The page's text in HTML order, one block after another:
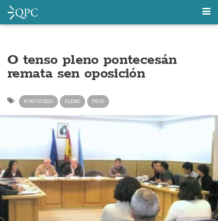
O tenso pleno pontecesán
remata sen oposición
PONTECESO PLENO PSOE